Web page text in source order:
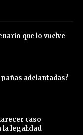
que lo vuelve
adelantadas?
caso
la legalidad